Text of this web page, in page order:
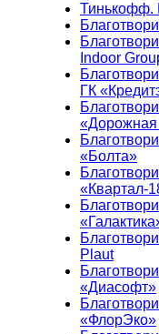
Тинькофф.
Indoor
ГК
«Дорожная
«Болта»
«Квартал-
Plaut
«Диасофт»
«ФлорЭко»